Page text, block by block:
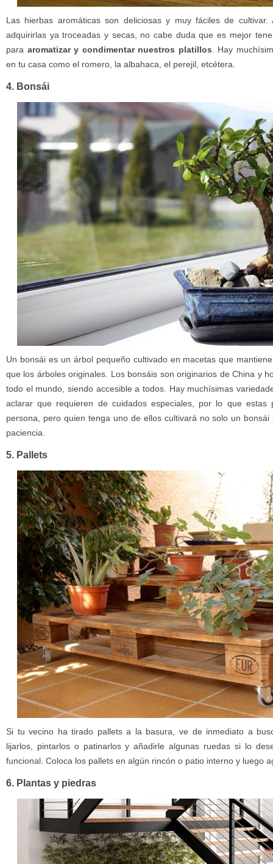
Las hierbas aromáticas son deliciosas y muy fáciles de
adquirirlas ya troceadas y secas, no cabe duda que es mejor
para aromatizar y condimentar nuestros platillos . Hay
en tu casa como el romero, la albahaca, el perejil, etcétera.
4. Bonsái
Un bonsái es un árbol pequeño cultivado en macetas que
que los árboles originales. Los bonsáis son originarios de China y
todo el mundo, siendo accesible a todos. Hay muchísimas
aclarar que requieren de cuidados especiales, por lo que estas
persona, pero quien tenga uno de ellos cultivará no solo un
paciencia.
5. Pallets
Si tu vecino ha tirado pallets a la basura, ve de inmediato a
lijarlos, pintarlos o patinarlos y añadirle algunas ruedas si lo
funcional. Coloca los pallets en algún rincón o patio interno y luego
6. Plantas y piedras